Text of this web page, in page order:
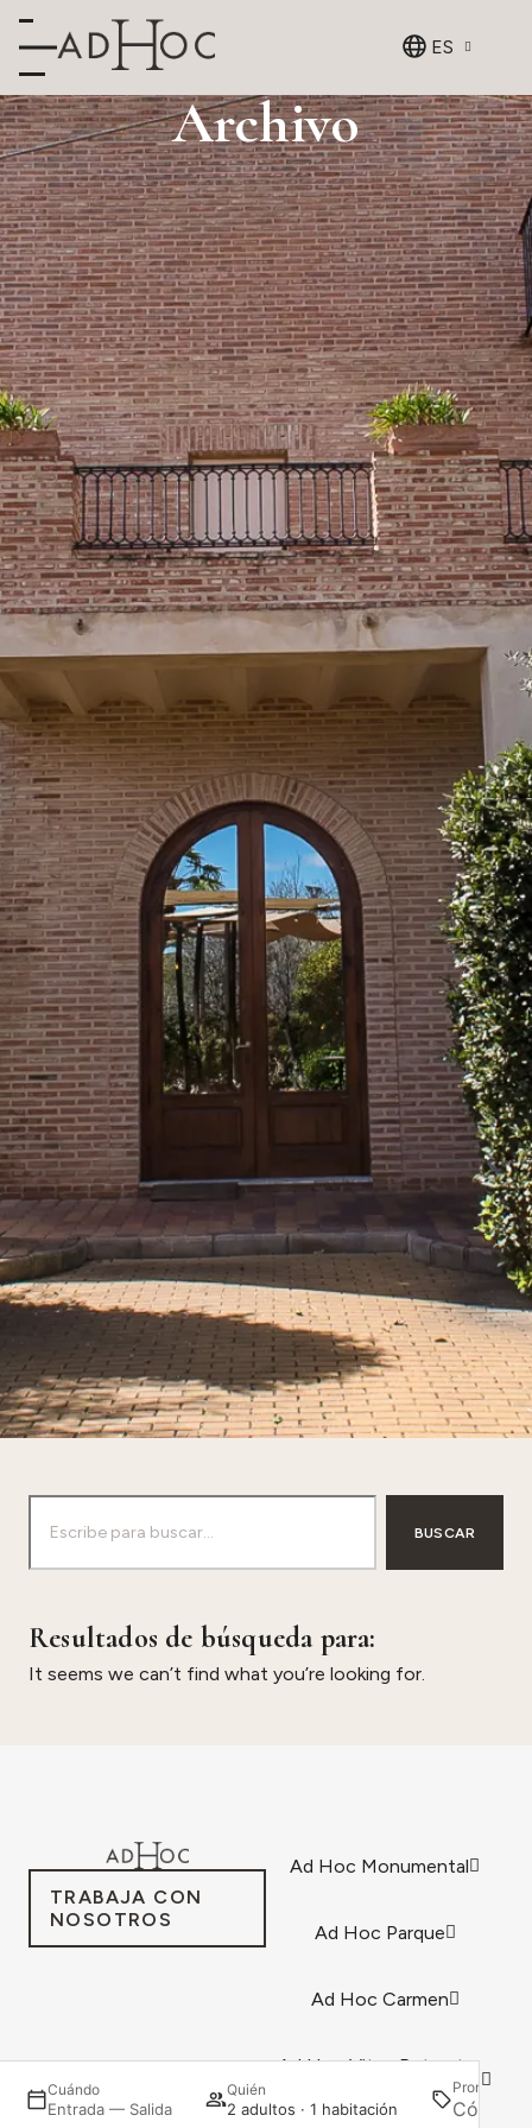
ES
Cuándo
Entrada — Salida
Quién
2 adultos · 1 habitación
Promoción
Archivo
BUSCAR
Resultados de búsqueda para:
It seems we can’t find what you’re looking for.
Ad Hoc Monumental
Ad Hoc Parque
Ad Hoc Carmen
Ad Hoc Vitae Retreats
TRABAJA CON
NOSOTROS